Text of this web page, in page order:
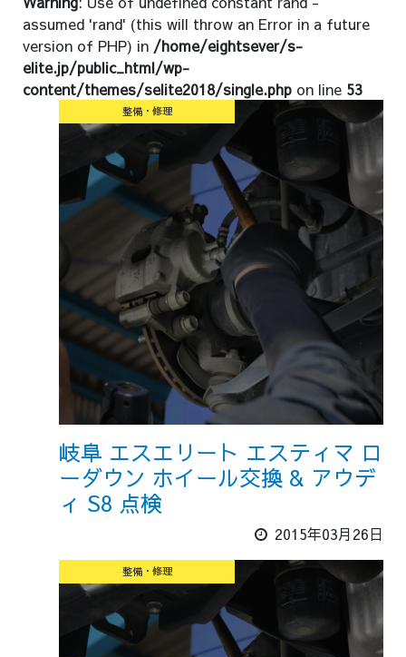
assumed 'rand' (this will throw an Error in a future
version of PHP) in /home/eightsever/s-
elite.jp/public_html/wp-
content/themes/selite2018/single.php on line 53
整備・修理
岐阜 エスエリート エスティマ ロ
ーダウン ホイール交換 & アウデ
ィ S8 点検
2015年03月26日
整備・修理